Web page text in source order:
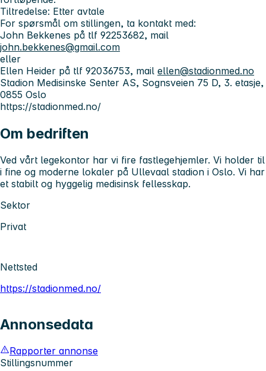
Tiltredelse: Etter avtale
For spørsmål om stillingen, ta kontakt med:
John Bekkenes på tlf 92253682, mail
john.bekkenes@gmail.com
eller
Ellen Heider på tlf 92036753, mail ellen@stadionmed.no
Stadion Medisinske Senter AS, Sognsveien 75 D, 3. etasje,
0855 Oslo
https://stadionmed.no/
Om bedriften
Ved vårt legekontor har vi fire fastlegehjemler. Vi holder til
i fine og moderne lokaler på Ullevaal stadion i Oslo. Vi har
et stabilt og hyggelig medisinsk fellesskap.
Sektor
Privat
Nettsted
https://stadionmed.no/
Annonsedata
Rapporter annonse
Stillingsnummer